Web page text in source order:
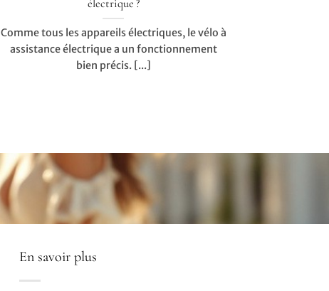
électrique ?
Comme tous les appareils électriques, le vélo à
assistance électrique a un fonctionnement
bien précis. [...]
En savoir plus